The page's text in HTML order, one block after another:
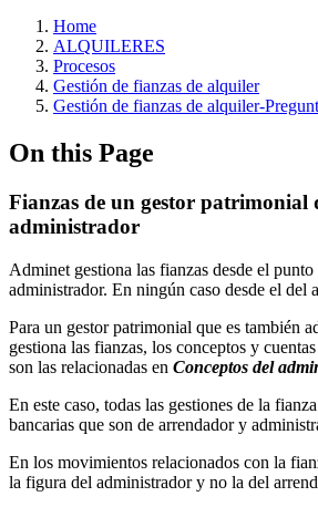
Home
ALQUILERES
Procesos
Gestión de fianzas de alquiler
Gestión de fianzas de alquiler-
On this Page
Fianzas de un gestor patrimonial
administrador
Adminet gestiona las fianzas desde el
administrador. En ningún caso desde el del
Para un gestor patrimonial que es también
gestiona las fianzas, los conceptos y
son las relacionadas en Conceptos del
En este caso, todas las gestiones de la
bancarias que son de arrendador y
En los movimientos relacionados con la
la figura del administrador y no la del